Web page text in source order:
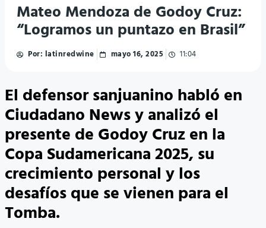
Mateo Mendoza de Godoy Cruz:
“Logramos un puntazo en Brasil”
Por: latinredwine mayo 16, 2025 11:04
El defensor sanjuanino habló en
Ciudadano News y analizó el
presente de Godoy Cruz en la
Copa Sudamericana 2025, su
crecimiento personal y los
desafíos que se vienen para el
Tomba.